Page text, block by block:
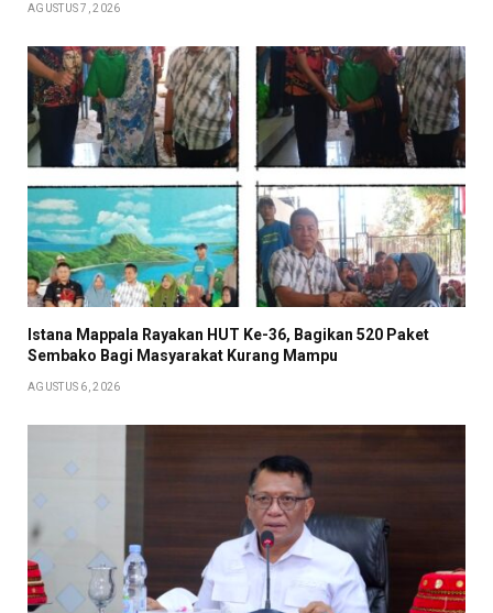
AGUSTUS 7, 2026
Istana Mappala Rayakan HUT Ke-36, Bagikan 520 Paket
Sembako Bagi Masyarakat Kurang Mampu
AGUSTUS 6, 2026